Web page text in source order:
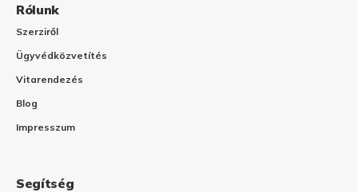
Rólunk
Szerziről
Ügyvédközvetítés
Vitarendezés
Blog
Impresszum
Segítség